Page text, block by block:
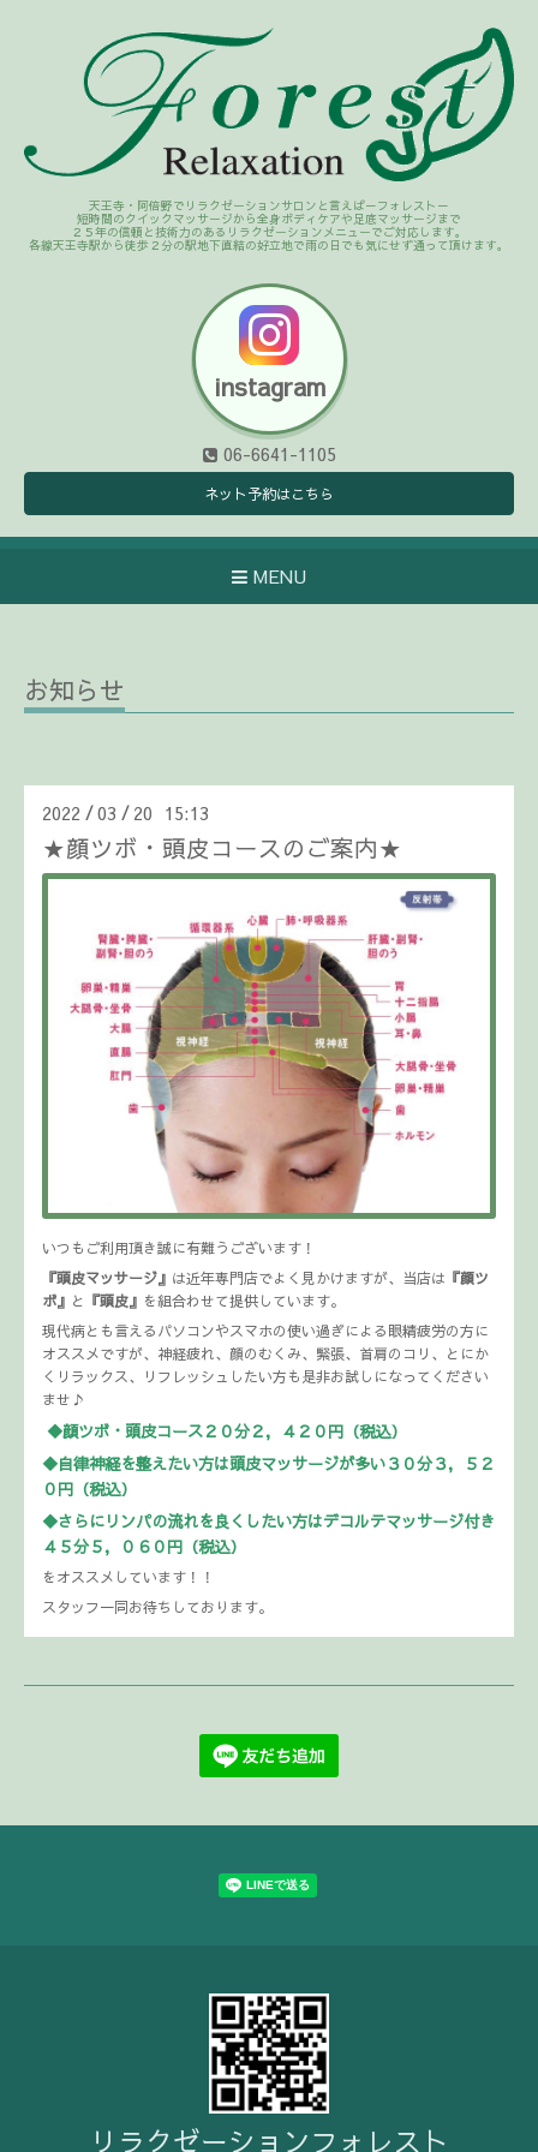
天王寺・阿倍野でリラクゼーションサロンと言えば－フォレスト－
短時間のクイックマッサージから全身ボディケアや足底マッサージまで
２５年の信頼と技術力のあるリラクゼーションメニューでご対応します。
各線天王寺駅から徒歩２分の駅地下直結の好立地で雨の日でも気にせず通って頂けます。
instagram
06-6641-1105
ネット予約はこちら
MENU
お知らせ
2022 /03 / 20 15:13
★顔ツボ・頭皮コースのご案内★
いつもご利用頂き誠に有難うございます！
『頭皮マッサージ』 は近年専門店でよく見かけますが、当店は 『顔ツ
ボ』 と 『頭皮』 を組合わせて提供しています。
現代病とも言えるパソコンやスマホの使い過ぎによる眼精疲労の方に
オススメですが、神経疲れ、顔のむくみ、緊張、首肩のコリ、とにか
くリラックス、リフレッシュしたい方も是非お試しになってください
ませ♪
◆顔ツボ・頭皮コース２０分２，４２０円（税込）
◆自律神経を整えたい方は頭皮マッサージが多い３０分３，５２
０円（税込）
◆さらにリンパの流れを良くしたい方はデコルテマッサージ付き
４５分５，０６０円（税込）
をオススメしています！！
スタッフ一同お待ちしております。
リラクゼーションフォレスト